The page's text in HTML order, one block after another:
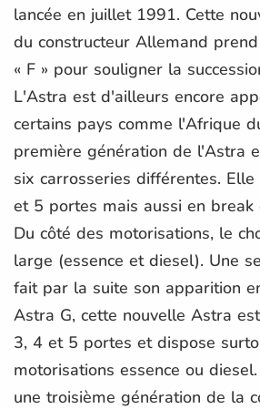
lancée en juillet 1991. Cette
du constructeur Allemand
« F » pour souligner la
L'Astra est d'ailleurs encore
certains pays comme l'Afrique
première génération de l'Astra
six carrosseries différentes.
et 5 portes mais aussi en break
Du côté des motorisations, le
large (essence et diesel). Une
fait par la suite son apparition
Astra G, cette nouvelle Astra
3, 4 et 5 portes et dispose
motorisations essence ou
une troisième génération de la